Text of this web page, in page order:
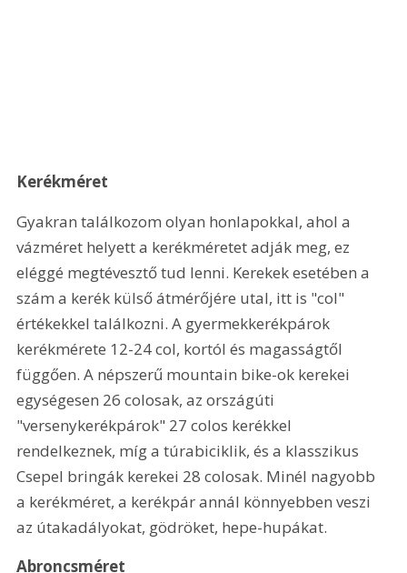
Kerékméret
Gyakran találkozom olyan honlapokkal, ahol a
vázméret helyett a kerékméretet adják meg, ez
eléggé megtévesztő tud lenni. Kerekek esetében a
szám a kerék külső átmérőjére utal, itt is "col"
értékekkel találkozni. A gyermekkerékpárok
kerékmérete 12-24 col, kortól és magasságtől
függően. A népszerű mountain bike-ok kerekei
egységesen 26 colosak, az országúti
"versenykerékpárok" 27 colos kerékkel
rendelkeznek, míg a túrabiciklik, és a klasszikus
Csepel bringák kerekei 28 colosak. Minél nagyobb
a kerékméret, a kerékpár annál könnyebben veszi
az útakadályokat, gödröket, hepe-hupákat.
Abroncsméret